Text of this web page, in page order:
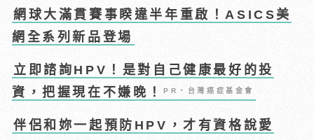
網球大滿貫賽事睽違半年重啟！ASICS美
網全系列新品登場
立即諮詢HPV！是對自己健康最好的投
資，把握現在不嫌晚！PR・台灣癌症基金會
伴侶和妳一起預防HPV，才有資格說愛